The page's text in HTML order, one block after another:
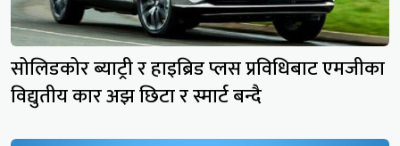
सोलिडकोर ब्याट्री र हाइब्रिड प्लस प्रविधिबाट एमजीका
विद्युतीय कार अझ छिटा र स्मार्ट बन्दै